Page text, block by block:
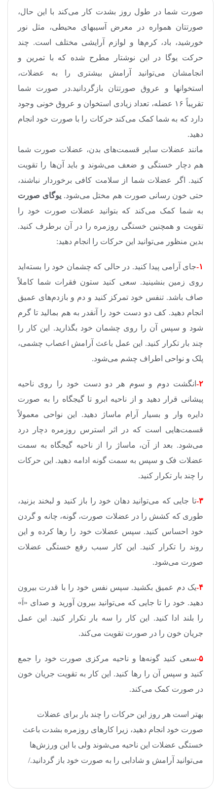
صورت شما در طول روز بشدت کار می‌کند با این حال،
صورتتان همواره در معرض آسیبهای محیطی، مثل نور
خورشید، باد، کرم‌ها و لوازم آرایشی مختلف است. چند
حرکت یوگا در این نوشتار مطرح شده که با تمرین و
انجامشان می‌توانید آرامش بیشتری را به عضلات،
استخوانها و عروق صورتتان بازگردانید.در صورت شما
تقریباً ۱۶ عضله، تعداد زیادی استخوان و عروق خونی وجود
دارد که به شما کمک می‌کند حرکات را با صورت خود انجام
دهید.
مانند عضلات سایر قسمت‌های بدن، عضلات صورت شما
هم دچار خستگی و ضعف می‌شوند و باید آن‌ها را تقویت
کنید. اگر عضلات شما از سلامت کافی برخوردار نباشند،
حتی خون رسانی صورت هم مختل می‌شود. یوگای صورت
به شما کمک می‌کند که بتوانید عضلات صورت خود را
تقویت و همچنین خستگی روزمره را در آن برطرف کنید.
بدین منظور می‌توانید این حرکات را انجام دهید:
۱- جای آرامی پیدا کنید. در حالی که چشمان خود را بسته‌اید
روی زمین بنشینید. سعی کنید ستون فقرات شما کاملاً
صاف باشد. تنفس خود تمرکز کنید و دم و بازدم‌های عمیق
انجام دهید. کف دو دست خود را آنقدر به هم بمالید تا گرم
شود و سپس آن را روی چشمان خود بگذارید. این کار را
چند بار تکرار کنید. این عمل باعث آرامش اعصاب چشمی،
پلک و نواحی اطراف چشم می‌شود.
۲- انگشت دوم و سوم هر دو دست خود را روی ناحیه
پیشانی قرار دهید و از ناحیه ابرو تا گیجگاه را به صورت
دایره وار و بسیار آرام ماساژ دهید. این نواحی معمولاً
قسمت‌هایی است که در اثر استرس روزمره دچار درد
می‌شود. بعد از آن، ماساژ را از ناحیه گیجگاه به سمت
عضلات فک و سپس به سمت گونه ادامه دهید. این حرکات
را چند بار تکرار کنید.
۳- تا جایی که می‌توانید دهان خود را باز کنید و لبخند بزنید،
طوری که کشش را در عضلات صورت، گونه، چانه و گردن
خود احساس کنید. سپس عضلات خود را‌‌ رها کرده و این
روند را تکرار کنید. این کار سبب رفع خستگی عضلات
صورت می‌شود.
۴- یک دم عمیق بکشید. سپس نفس خود را با قدرت بیرون
دهید. خود را تا جایی که می‌توانید بیرون آورید و صدای «اَ»
را بلند ادا کنید. این کار را سه بار تکرار کنید. این عمل
جریان خون را در صورت تقویت می‌کند.
۵- سعی کنید گونه‌ها و ناحیه مرکزی صورت خود را جمع
کنید و سپس آن را‌‌ رها کنید. این کار به تقویت جریان خون
در صورت کمک می‌کند.
بهتر است هر روز این حرکات را چند بار برای عضلات
صورت خود انجام دهید، زیرا کارهای روزمره بشدت باعث
خستگی عضلات این ناحیه می‌شوند ولی با این ورزش‌ها
می‌توانید آرامش و شادابی را به صورت خود باز گردانید./